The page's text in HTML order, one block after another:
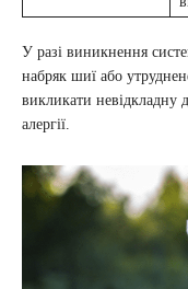
У разі виникнення
набряк шиї або
викликати невідкладну
алергії.